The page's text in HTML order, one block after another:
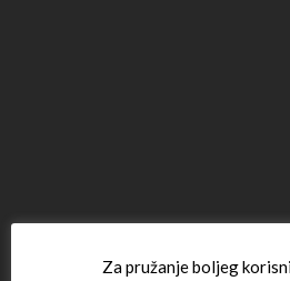
Za pružanje boljeg